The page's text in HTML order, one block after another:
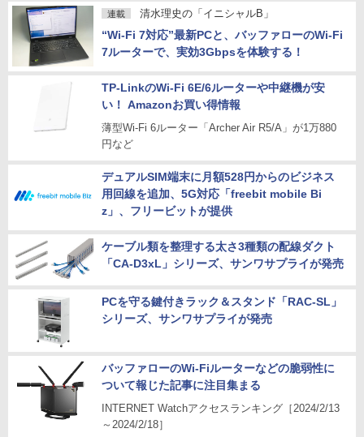
連載 清水理史の「イニシャルB」
“Wi-Fi 7対応”最新PCと、バッファローのWi-Fi
7ルーターで、実効3Gbpsを体験する！
TP-LinkのWi-Fi 6E/6ルーターや中継機が安
い！ Amazonお買い得情報
薄型Wi-Fi 6ルーター「Archer Air R5/A」が1万880
円など
デュアルSIM端末に月額528円からのビジネス
用回線を追加、5G対応「freebit mobile Bi
z」、フリービットが提供
ケーブル類を整理する太さ3種類の配線ダクト
「CA-D3xL」シリーズ、サンワサプライが発売
PCを守る鍵付きラック＆スタンド「RAC-SL」
シリーズ、サンワサプライが発売
バッファローのWi-Fiルーターなどの脆弱性に
ついて報じた記事に注目集まる
INTERNET Watchアクセスランキング［2024/2/13
～2024/2/18］